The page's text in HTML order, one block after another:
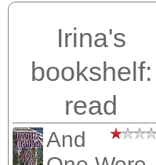
Irina's
bookshelf:
read
And